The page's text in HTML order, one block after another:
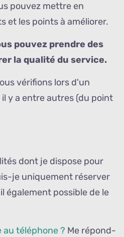
pouvez mettre en
et les points à améliorer.
pouvez prendre des
la qualité du service.
vérifions lors d'un
y a entre autres (du point
dont je dispose pour
je uniquement réserver
également possible de le
au téléphone ? Me répond-